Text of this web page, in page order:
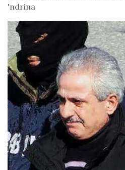
'ndrina